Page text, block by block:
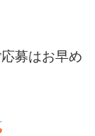
募はお早め